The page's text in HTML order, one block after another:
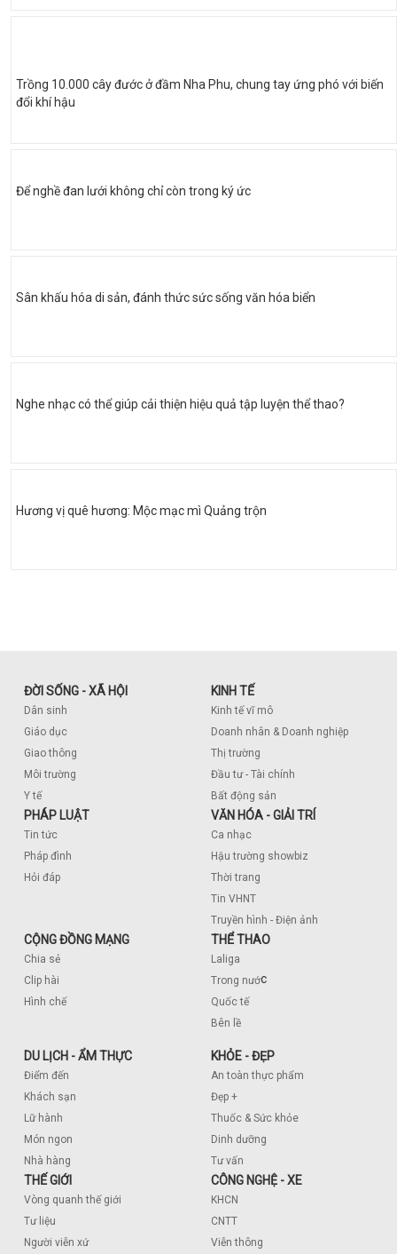
Trồng 10.000 cây đước ở đầm Nha Phu, chung tay ứng phó với biến
đổi khí hậu
Để nghề đan lưới không chỉ còn trong ký ức
Sân khấu hóa di sản, đánh thức sức sống văn hóa biển
Nghe nhạc có thể giúp cải thiện hiệu quả tập luyện thể thao?
Hương vị quê hương: Mộc mạc mì Quảng trộn
ĐỜI SỐNG - XÃ HỘI
Dân sinh
Giáo dục
Giao thông
Môi trường
Y tế
KINH TẾ
Kinh tế vĩ mô
Doanh nhân & Doanh nghiệp
Thị trường
Đầu tư - Tài chính
Bất động sản
PHÁP LUẬT
Tin tức
Pháp đình
Hỏi đáp
VĂN HÓA - GIẢI TRÍ
Ca nhạc
Hậu trường showbiz
Thời trang
Tin VHNT
Truyền hình - Điện ảnh
CỘNG ĐỒNG MẠNG
Chia sẻ
Clip hài
Hình chế
THỂ THAO
Laliga
Trong nước
Quốc tế
Bên lề
DU LỊCH - ẨM THỰC
Điểm đến
Khách sạn
Lữ hành
Món ngon
Nhà hàng
KHỎE - ĐẸP
An toàn thực phẩm
Đẹp +
Thuốc & Sức khỏe
Dinh dưỡng
Tư vấn
THẾ GIỚI
Vòng quanh thế giới
Tư liệu
Người viễn xứ
CÔNG NGHỆ - XE
KHCN
CNTT
Viễn thông